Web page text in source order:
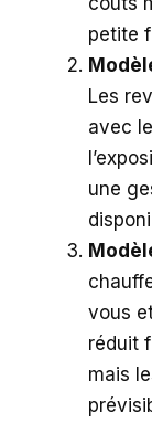
petite
Les
avec
une
vous
réduit
mais